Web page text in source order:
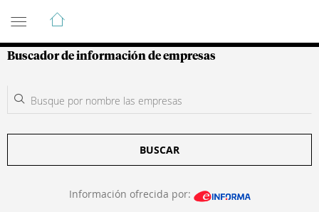
Guía de Empresas Colombianas
Buscador de información de empresas
BUSCAR
Información ofrecida por: